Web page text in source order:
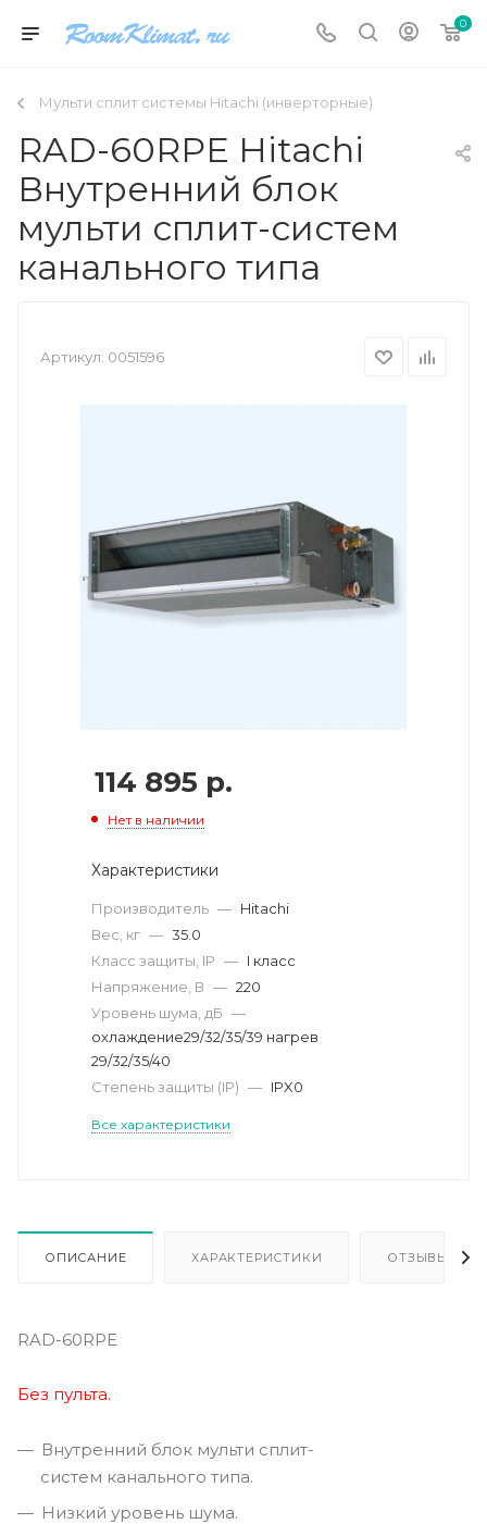
0
Мульти сплит системы Hitachi (инверторные)
RAD-60RPE Hitachi
Внутренний блок
мульти сплит-систем
канального типа
Артикул: 0051596
114 895 р.
Нет в наличии
Характеристики
Производитель — Hitachi
Вес, кг — 35.0
Класс защиты, IP — I класс
Напряжение, В — 220
Уровень шума, дБ —
охлaждение29/32/35/39 нагрев
29/32/35/40
Степень защиты (IP) — IPX0
Все характеристики
ОПИСАНИЕ ХАРАКТЕРИСТИКИ ОТЗЫВЫ
RAD-60RPE
Без пульта.
Внутренний блок мульти сплит-
систем канального типа.
Низкий уровень шума.